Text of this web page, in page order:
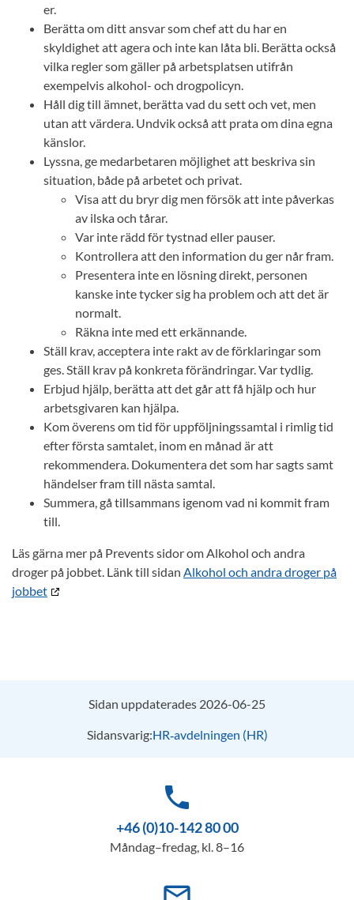
er.
Berätta om ditt ansvar som chef att du har en
skyldighet att agera och inte kan låta bli. Berätta också
vilka regler som gäller på arbetsplatsen utifrån
exempelvis alkohol- och drogpolicyn.
Håll dig till ämnet, berätta vad du sett och vet, men
utan att värdera. Undvik också att prata om dina egna
känslor.
Lyssna, ge medarbetaren möjlighet att beskriva sin
situation, både på arbetet och privat.
Visa att du bryr dig men försök att inte påverkas
av ilska och tårar.
Var inte rädd för tystnad eller pauser.
Kontrollera att den information du ger når fram.
Presentera inte en lösning direkt, personen
kanske inte tycker sig ha problem och att det är
normalt.
Räkna inte med ett erkännande.
Ställ krav, acceptera inte rakt av de förklaringar som
ges. Ställ krav på konkreta förändringar. Var tydlig.
Erbjud hjälp, berätta att det går att få hjälp och hur
arbetsgivaren kan hjälpa.
Kom överens om tid för uppföljningssamtal i rimlig tid
efter första samtalet, inom en månad är att
rekommendera. Dokumentera det som har sagts samt
händelser fram till nästa samtal.
Summera, gå tillsammans igenom vad ni kommit fram
till.
Läs gärna mer på Prevents sidor om Alkohol och andra
droger på jobbet. Länk till sidan Alkohol och andra droger på
jobbet
Sidan uppdaterades 2026-06-25
Sidansvarig:HR‑avdelningen (HR)
phone
+46 (0)10-142 80 00
Måndag–fredag, kl. 8–16